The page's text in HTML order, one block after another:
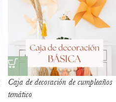
Caja de decoración de cumpleaños
temático